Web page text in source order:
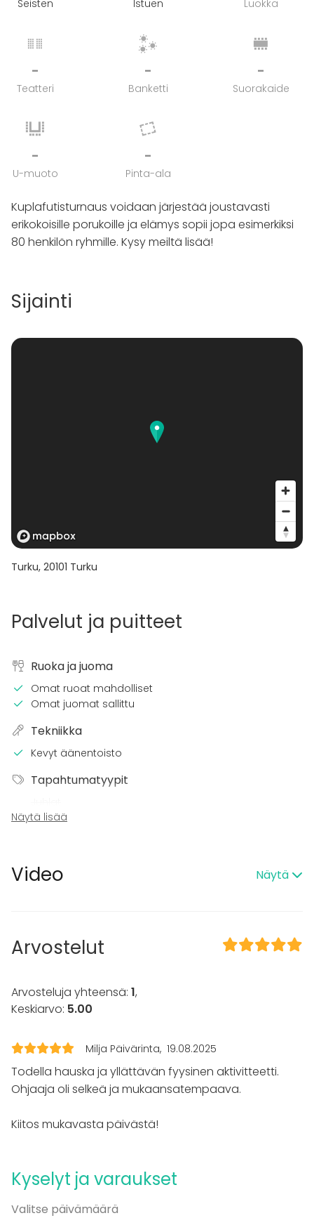
Seisten Istuen Luokka
-
Teatteri
-
Banketti
-
Suorakaide
-
U-muoto
-
Pinta-ala
Kuplafutisturnaus voidaan järjestää joustavasti
erikokoisille porukoille ja elämys sopii jopa esimerkiksi
80 henkilön ryhmille. Kysy meiltä lisää!
Sijainti
Turku, 20101 Turku
Palvelut ja puitteet
Ruoka ja juoma
Omat ruoat mahdolliset
Omat juomat sallittu
Tekniikka
Kevyt äänentoisto
Tapahtumatyypit
Häät
Kokous
Seminaari / konferenssi
Mökkireissu / retriitti
Elämys / aktiviteetti
Tilatyypit
Näytä lisää
Video Näytä
Arvostelut
Arvosteluja yhteensä: 1,
Keskiarvo: 5.00
Milja Päivärinta 19.08.2025
Todella hauska ja yllättävän fyysinen aktivitteetti.
Ohjaaja oli selkeä ja mukaansatempaava.
Kiitos mukavasta päivästä!
Kyselyt ja varaukset
Valitse päivämäärä